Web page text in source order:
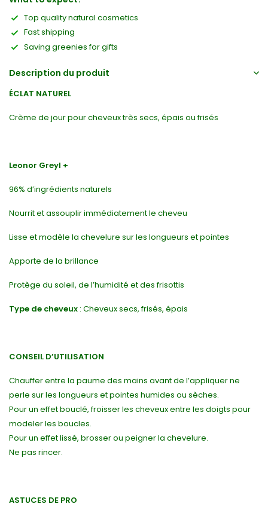
Top quality natural cosmetics
Fast shipping
Saving greenies for gifts
Description du produit
ÉCLAT NATUREL
Crème de jour pour cheveux très secs, épais ou frisés
Leonor Greyl +
96% d’ingrédients naturels
Nourrit et assouplir immédiatement le cheveu
Lisse et modèle la chevelure sur les longueurs et pointes
Apporte de la brillance
Protège du soleil, de l’humidité et des frisottis
Type de cheveux : Cheveux secs, frisés, épais
CONSEIL D’UTILISATION
Chauffer entre la paume des mains avant de l’appliquer ne
perle sur les longueurs et pointes humides ou sèches.
Pour un effet bouclé, froisser les cheveux entre les doigts pour
modeler les boucles.
Pour un effet lissé, brosser ou peigner la chevelure.
Ne pas rincer.
ASTUCES DE PRO